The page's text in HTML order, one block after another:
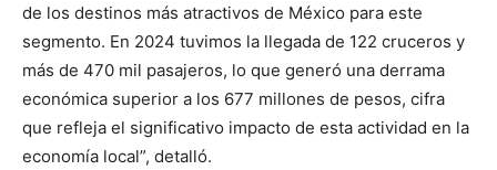
de los destinos más atractivos de México para este
segmento. En 2024 tuvimos la llegada de 122 cruceros y
más de 470 mil pasajeros, lo que generó una derrama
económica superior a los 677 millones de pesos, cifra
que refleja el significativo impacto de esta actividad en la
economía local”, detalló.